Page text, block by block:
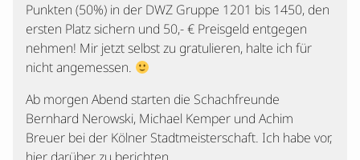
Punkten (50%) in der DWZ Gruppe 1201 bis 1450, den
ersten Platz sichern und 50,- € Preisgeld entgegen
nehmen! Mir jetzt selbst zu gratulieren, halte ich für
nicht angemessen.
Ab morgen Abend starten die Schachfreunde
Bernhard Nerowski, Michael Kemper und Achim
Breuer bei der Kölner Stadtmeisterschaft. Ich habe vor,